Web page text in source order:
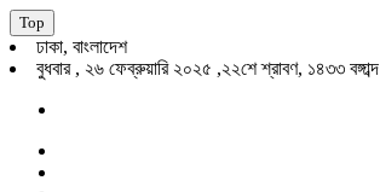
Top
ঢাকা, বাংলাদেশ
বুধবার , ২৬ ফেব্রুয়ারি ২০২৫ ,২২শে শ্রাবণ, ১৪৩৩ বঙ্গাব্দ